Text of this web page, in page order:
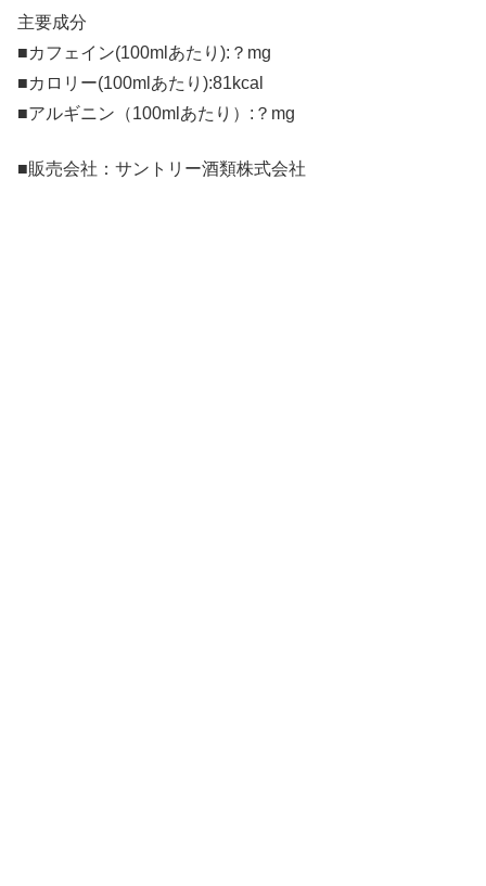
主要成分
■カフェイン(100mlあたり):？mg
■カロリー(100mlあたり):81kcal
■アルギニン（100mlあたり）:？mg
■販売会社：サントリー酒類株式会社